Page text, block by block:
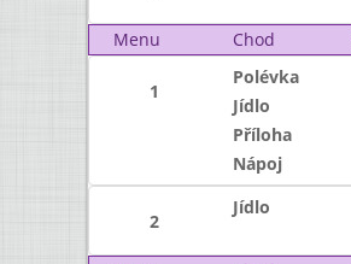
Menu Chod
1
Polévka
Jídlo
Příloha
Nápoj
2
Jídlo